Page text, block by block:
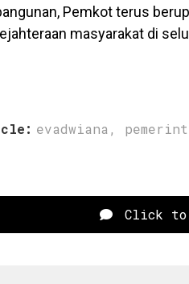
Pemkot terus
masyarakat di
evadwiana ,
Click to